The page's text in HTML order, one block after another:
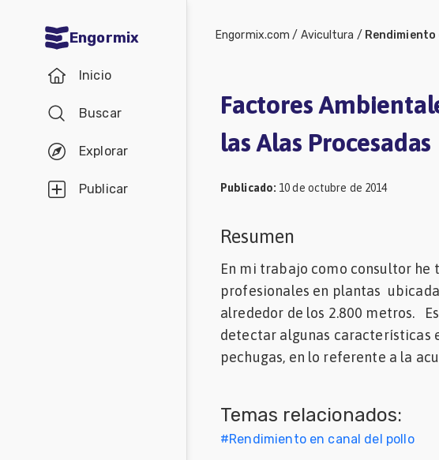
Engormix
Inicio
Buscar
Explorar
Publicar
Agricultura
Balanceados
Avicultura
Ganadería
Lechería
Micotoxinas
Engormix.com / Avicultura /
Factores
las Alas Procesadas
Publicado: 10 de octubre de 2014
Resumen
En mi trabajo como consultor
profesionales en plantas
alrededor de los 2.800 metros.
detectar algunas características
pechugas, en lo referente a la
Temas relacionados:
#Rendimiento en canal del pollo